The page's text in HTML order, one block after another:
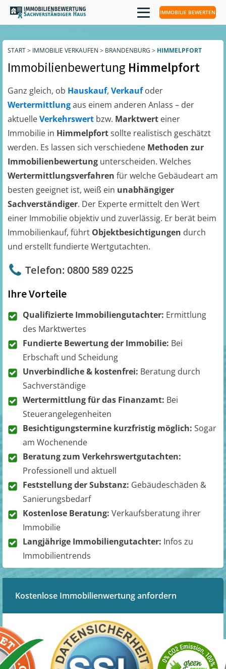
IMMOBILIE BEWERTEN
START> IMMOBILIE VERKAUFEN > BRANDENBURG > HIMMELPFORT
Immobilienbewertung Himmelpfort
Ganz gleich, ob Hauskauf, Verkaufoder
Wertermittlungaus einem anderen Anlass – der
aktuelleVerkehrswert bzw. Marktwert einer
Immobilie in Himmelpfortsollte realistisch geschätzt
werden. Es lassen sich verschiedene Methoden zur
Immobilienbewertung unterscheiden. Welches
Wertermittlungsverfahren für welche Gebäudeart am
besten geeignet ist, weiß ein unabhängiger
Sachverständiger. Der Experte ermittelt den Wert
einer Immobilie objektiv und zuverlässig. Er berät beim
Immobilienkauf, führt Objektbesichtigungen durch
und erstellt fundierte Wertgutachten.
Telefon: 0800 589 0225
Ihre Vorteile
Qualifizierte Immobiliengutachter: Ermittlung
des Marktwertes
Fundierte Bewertung der Immobilie: Bei
Erbschaft und Scheidung
Unverbindliche & kostenfrei: Beratung durch
Sachverständige
Wertermittlung für das Finanzamt: Bei
Steuerangelegenheiten
Besichtigungstermine kurzfristig möglich: Sogar
am Wochenende
Beratung zum Verkehrswertgutachten:
Professionell und aktuell
Feststellung der Substanz: Gebäudeschäden &
Sanierungsbedarf
Kostenlose Beratung: Verkaufsberatung ihrer
Immobilie
Langjährige Immobiliengutachter: Infos zu
Immobilientrends
Kostenlose Immobilienwertung anfordern